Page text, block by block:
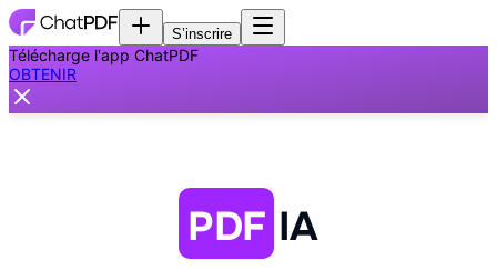
S’inscrire
Télécharge l'app ChatPDF
OBTENIR
PDF IA